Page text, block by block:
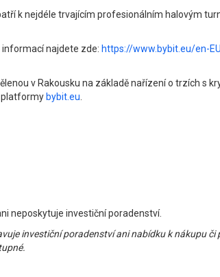
k nejdéle trvajícím profesionálním halovým
informací najdete zde: https://www.bybit.eu/en-
v Rakousku na základě nařízení o trzích s
platformybybit.eu
neposkytuje investiční poradenství.
investiční poradenství ani nabídku k nákupu